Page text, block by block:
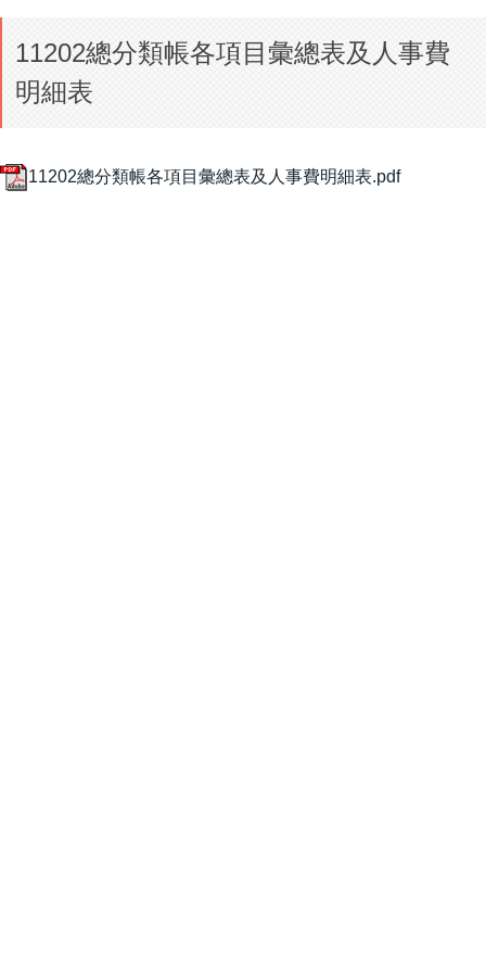
11202總分類帳各項目彙總表及人事費
明細表
11202總分類帳各項目彙總表及人事費明細表.pdf